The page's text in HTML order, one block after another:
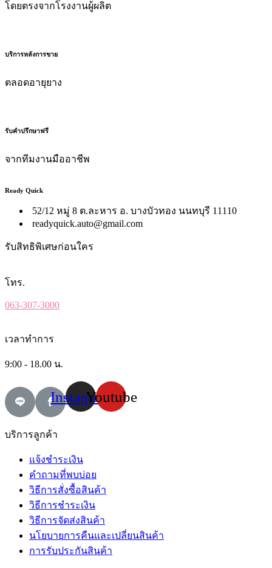
โดยตรงจากโรงงานผู้ผลิต
บริการหลังการขาย
ตลอดอายุยาง
รับคำปรึกษาฟรี
จากทีมงานมืออาชีพ
Ready Quick
52/12 หมู่ 8 ต.ละหาร อ. บางบัวทอง นนทบุรี 11110
readyquick.auto@gmail.com
รับสิทธิพิเศษก่อนใคร
โทร.
063-307-3000
เวลาทำการ
9:00 - 18.00 น.
InstagramYoutube
บริการลูกค้า
แจ้งชำระเงิน
คำถามที่พบบ่อย
วิธีการสั่งซื้อสินค้า
วิธีการชำระเงิน
วิธีการจัดส่งสินค้า
นโยบายการคืนและเปลี่ยนสินค้า
การรับประกันสินค้า